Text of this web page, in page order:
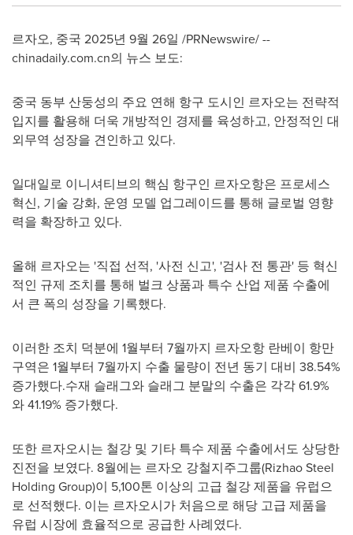
르자오, 중국 2025년 9월 26일 /PRNewswire/ --
chinadaily.com.cn의 뉴스 보도:
중국 동부 산둥성의 주요 연해 항구 도시인 르자오는 전략적
입지를 활용해 더욱 개방적인 경제를 육성하고, 안정적인 대
외무역 성장을 견인하고 있다.
일대일로 이니셔티브의 핵심 항구인 르자오항은 프로세스
혁신, 기술 강화, 운영 모델 업그레이드를 통해 글로벌 영향
력을 확장하고 있다.
올해 르자오는 '직접 선적, '사전 신고', '검사 전 통관' 등 혁신
적인 규제 조치를 통해 벌크 상품과 특수 산업 제품 수출에
서 큰 폭의 성장을 기록했다.
이러한 조치 덕분에 1월부터 7월까지 르자오항 란베이 항만
구역은 1월부터 7월까지 수출 물량이 전년 동기 대비 38.54%
증가했다.수재 슬래그와 슬래그 분말의 수출은 각각 61.9%
와 41.19% 증가했다.
또한 르자오시는 철강 및 기타 특수 제품 수출에서도 상당한
진전을 보였다. 8월에는 르자오 강철지주그룹(Rizhao Steel
Holding Group)이 5,100톤 이상의 고급 철강 제품을 유럽으
로 선적했다. 이는 르자오시가 처음으로 해당 고급 제품을
유럽 시장에 효율적으로 공급한 사례였다.